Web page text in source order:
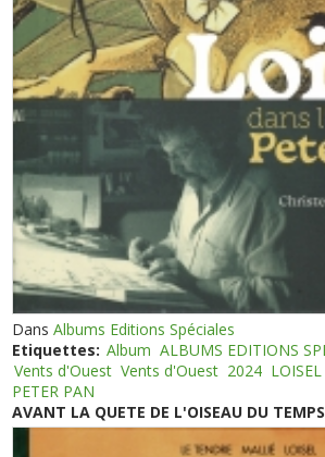
DansAlbums Editions Spéciales
Etiquettes: Album ALBUMS EDITIONS
Vents d'Ouest Vents d'Ouest 2024
PETER PAN
AVANT LA QUETE DE L'OISEAU DU